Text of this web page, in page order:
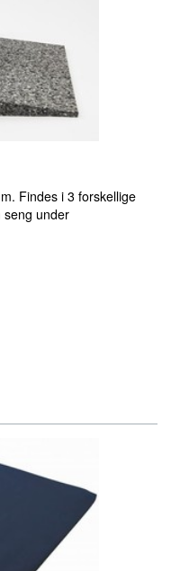
Findes i 3 forskellige
seng under